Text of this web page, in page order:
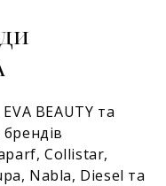
BEAUTY та
Collistar,
Nabla, Diesel та